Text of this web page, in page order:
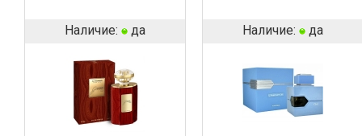
Наличие: да Наличие: да